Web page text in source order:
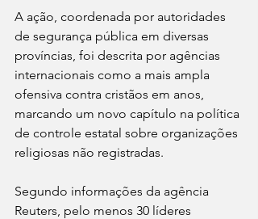
A ação, coordenada por autoridades
de segurança pública em diversas
províncias, foi descrita por agências
internacionais como a mais ampla
ofensiva contra cristãos em anos,
marcando um novo capítulo na política
de controle estatal sobre organizações
religiosas não registradas.
Segundo informações da agência
Reuters, pelo menos 30 líderes